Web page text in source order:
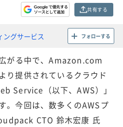
共有する
ングサービス フォローする
がる中で、Amazon.com
り提供されているクラウド
Service（以下、AWS）」
。今回は、数多くのAWSプ
CTO 鈴木宏康 氏